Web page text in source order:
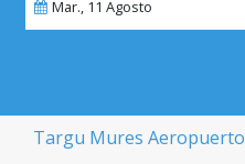
Mar., 11 Agosto
Targu Mures Aeropuerto